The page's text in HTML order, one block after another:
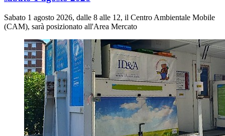
Sabato 1 agosto 2026, dalle 8 alle 12, il Centro Ambientale Mobile
(CAM), sarà posizionato all'Area Mercato